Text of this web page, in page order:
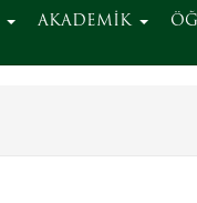
AKADEMİK